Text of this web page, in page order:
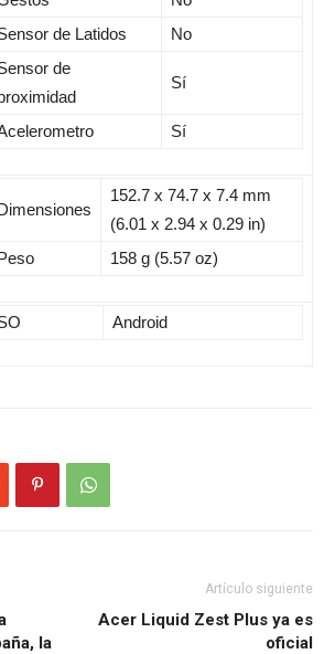
de Latidos
No
de
Sí
Sí
152.7 x 74.7 x 7.4 mm
(6.01 x 2.94 x 0.29 in)
158 g (5.57 oz)
Android
la
Artículo siguiente
Acer Liquid Zest Plus ya es
oficial